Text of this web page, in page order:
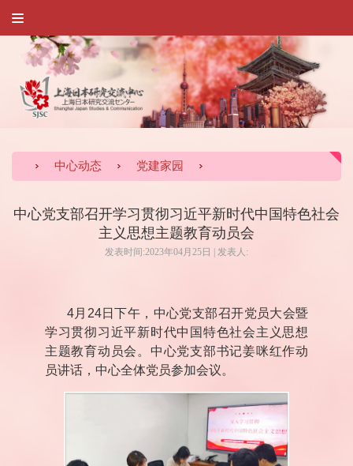
中心动态 党建家园
中心党支部召开学习贯彻习近平新时代中国特色社会
主义思想主题教育动员会
发表时间:2023年04月25日 | 发表人:
4月 24日下午，中心党支部召开党员大会暨
学习贯彻习近平新时代中国特色社会主义思想
主题教育动员会。中心党支部书记姜咪红作动
员讲话，中心全体党员参加会议。